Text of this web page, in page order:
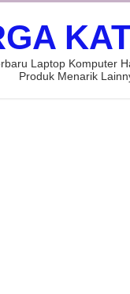
Laptop Komputer
Produk Menarik